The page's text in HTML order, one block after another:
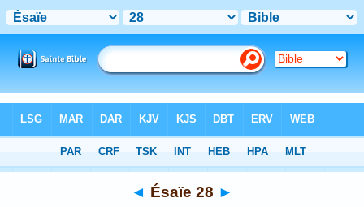
> Ésaïe 28
◄ Ésaïe 28 ►